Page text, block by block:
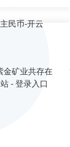
民币-开云
金矿业共存在
- 登录入口